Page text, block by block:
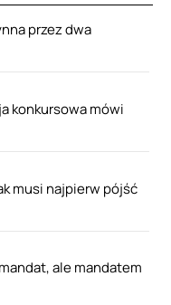
przez dwa
konkursowa mówi
musi najpierw pójść
ale mandatem